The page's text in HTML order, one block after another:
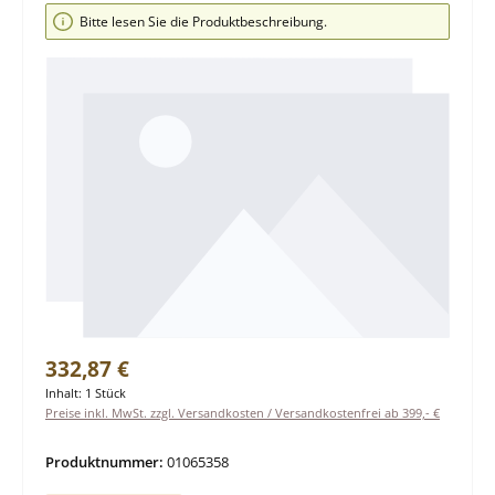
Bildergalerie überspringen
Bitte lesen Sie die Produktbeschreibung.
Regulärer Preis:
332,87 €
Inhalt: 1 Stück
Preise inkl. MwSt. zzgl. Versandkosten / Versandkostenfrei ab 399,- €
Produktnummer: 01065358